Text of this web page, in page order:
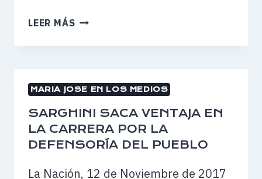
LEER MÁS AVANZA
DESIGNACIÓN
DEFENSOR
DEL
PUEBLO
MARIA JOSE EN LOS MEDIOS
SARGHINI SACA VENTAJA EN
LA CARRERA POR LA
DEFENSORÍA DEL PUEBLO
La Nación, 12 de Noviembre de 2017